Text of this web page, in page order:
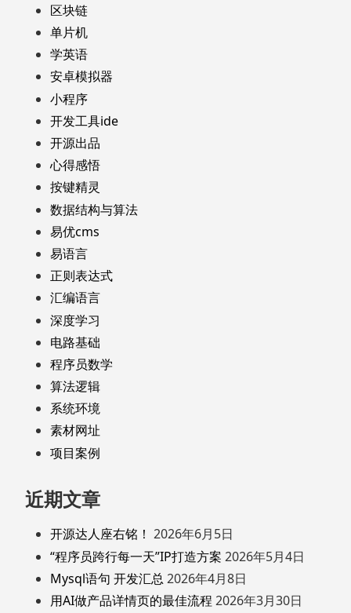
区块链
单片机
学英语
安卓模拟器
小程序
开发工具ide
开源出品
心得感悟
按键精灵
数据结构与算法
易优cms
易语言
正则表达式
汇编语言
深度学习
电路基础
程序员数学
算法逻辑
系统环境
素材网址
项目案例
近期文章
开源达人座右铭！ 2026年6月5日
“程序员跨行每一天”IP打造方案 2026年5月4日
Mysql语句 开发汇总 2026年4月8日
用AI做产品详情页的最佳流程 2026年3月30日